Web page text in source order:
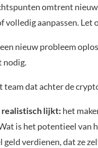
omtrent
aanpassen. Let
nieuw probleem
nodig.
team dat achter de
realistisch lijkt: het
is het potentieel van
geld verdienen, dat ze